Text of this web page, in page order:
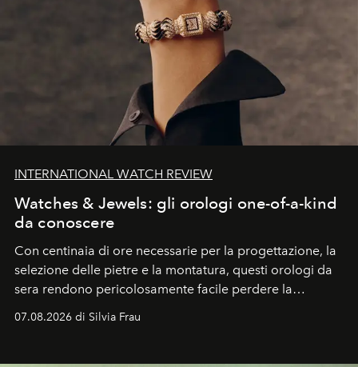
INTERNATIONAL WATCH REVIEW
Watches & Jewels: gli orologi one-of-a-kind
da conoscere
Con centinaia di ore necessarie per la progettazione, la
selezione delle pietre e la montatura, questi orologi da
sera rendono pericolosamente facile perdere la
cognizione del tempo. Ma con quadranti così
07.08.2026 di Silvia Frau